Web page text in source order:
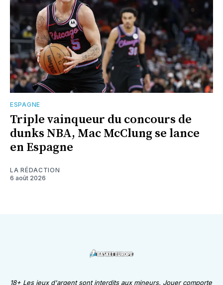
ESPAGNE
Triple vainqueur du concours de
dunks NBA, Mac McClung se lance
en Espagne
LA RÉDACTION
6 août 2026
18+ Les jeux d'argent sont interdits aux mineurs. Jouer comporte